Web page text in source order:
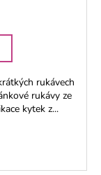
rukávech
rukávy ze
kytek z...